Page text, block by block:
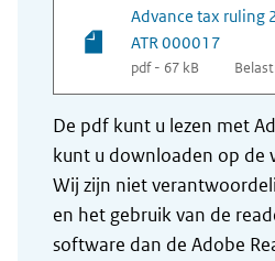
Advance tax ruling
ATR 000017
pdf - 67 kB
De pdf kunt u lezen met
kunt u downloaden op de
Wij zijn niet
en het gebruik van de
software dan de Adobe